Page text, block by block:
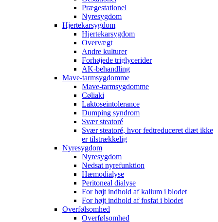
Prægestationel
Nyresygdom
Hjertekarsygdom
Hjertekarsygdom
Overvægt
Andre kulturer
Forhøjede triglycerider
AK-behandling
Mave-tarmsygdomme
Mave-tarmsygdomme
Cøliaki
Laktoseintolerance
Dumping syndrom
Svær steatoré
Svær steatoré, hvor fedtreduceret diæt ikke
er tilstrækkelig
Nyresygdom
Nyresygdom
Nedsat nyrefunktion
Hæmodialyse
Peritoneal dialyse
For højt indhold af kalium i blodet
For højt indhold af fosfat i blodet
Overfølsomhed
Overfølsomhed